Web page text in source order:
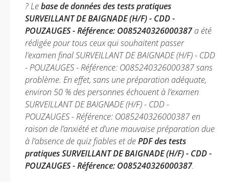
? Lebase de données des tests pratiques
SURVEILLANT DE BAIGNADE (H/F) - CDD -
POUZAUGES - Référence: O085240326000387a été
rédigée pour tous ceux qui souhaitent passer
l’examen final SURVEILLANT DE BAIGNADE (H/F) - CDD
- POUZAUGES - Référence: O085240326000387 sans
problème. En effet, sans une préparation adéquate,
environ 50 % des personnes échouent à l’examen
SURVEILLANT DE BAIGNADE (H/F) - CDD -
POUZAUGES - Référence: O085240326000387 en
raison de l’anxiété et d’une mauvaise préparation due
à l’absence de quiz fiables et dePDF des tests
pratiques SURVEILLANT DE BAIGNADE (H/F) - CDD -
POUZAUGES - Référence: O085240326000387.